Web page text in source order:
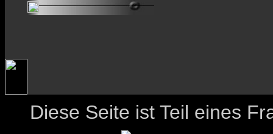
Diese Seite ist Teil eines